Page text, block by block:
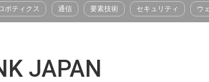
ボティクス 通信 要素技術 セキュリティ ウ
JAPAN